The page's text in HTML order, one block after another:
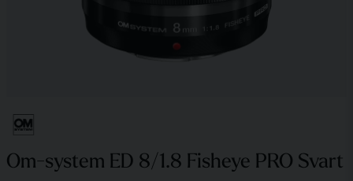
Om-system ED 8/1.8 Fisheye PRO Svart